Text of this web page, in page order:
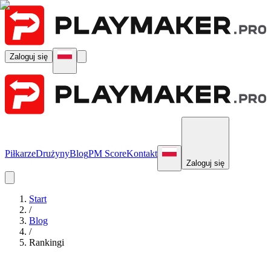
Zaloguj się
PiłkarzeDrużynyBlogPM ScoreKontakt
Zaloguj się
Start
/
Blog
/
Rankingi